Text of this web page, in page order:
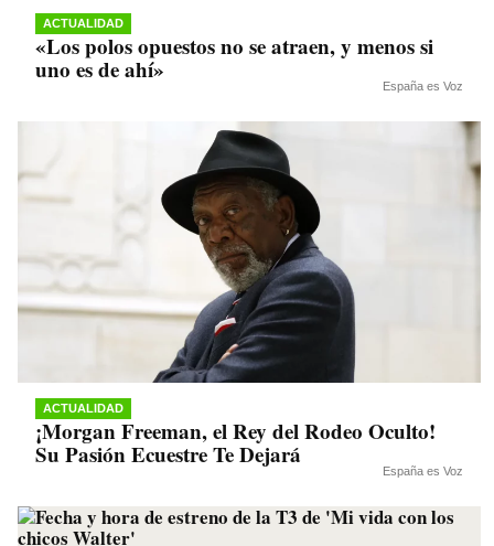
ACTUALIDAD
«Los polos opuestos no se atraen, y menos si
uno es de ahí»
España es Voz
ACTUALIDAD
¡Morgan Freeman, el Rey del Rodeo Oculto!
Su Pasión Ecuestre Te Dejará
España es Voz